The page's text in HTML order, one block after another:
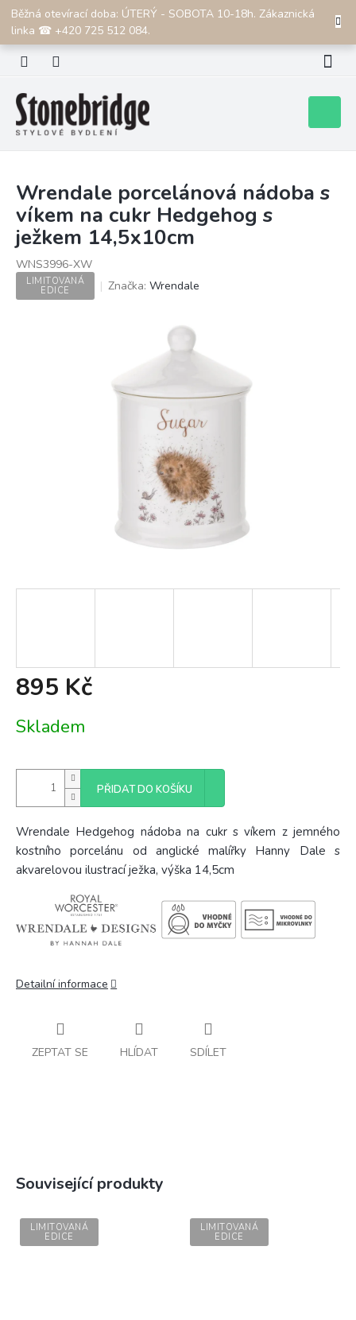
Přejít
obsah
Běžná otevírací doba: ÚTERÝ - SOBOTA 10-18h. Zákaznická
linka ☎ +420 725 512 084.
CZK
košík
Wrendale porcelánová nádoba s
víkem na cukr Hedgehog s
ježkem 14,5x10cm
WNS3996-XW
LIMITOVANÁ
EDICE
Značka: Wrendale
895 Kč
cena:
Skladem
PŘIDAT DO KOŠÍKU
Wrendale Hedgehog nádoba na cukr s víkem z jemného
kostního porcelánu od anglické malířky Hanny Dale s
akvarelovou ilustrací ježka, výška 14,5cm
Detailní informace
ZEPTAT SE HLÍDAT SDÍLET
Související produkty
LIMITOVANÁ
EDICE
LIMITOVANÁ
EDICE